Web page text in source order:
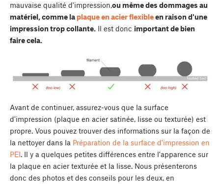
mauvaise qualité d'impression,ou même des dommages au
matériel, comme la plaque en acier flexibleen raison d'une
impression trop collante. Il est donc important de bien
faire cela.
Avant de continuer, assurez-vous que la surface
d'impression (plaque en acier satinée, lisse ou texturée) est
propre. Vous pouvez trouver des informations sur la façon de
la nettoyer dans la Préparation de la surface d'impression en
PEI. Il y a quelques petites différences entre l'apparence sur
la plaque en acier texturée et la lisse. Nous présenterons
donc des photos et des conseils pour les deux, en